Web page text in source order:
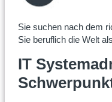
Sie suchen nach dem
Sie beruflich die Welt als
IT